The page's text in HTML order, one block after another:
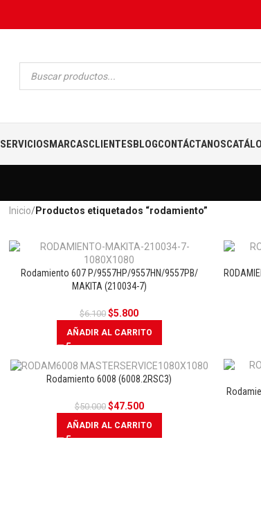
SERVICIOSMARCASCLIENTESBLOGCONTÁCTANOS
Inicio Productos etiquetados “rodamiento”
Rodamiento 607 P/9557HP/9557HN/9557PB/
MAKITA (210034-7)
$6.100 $5.800
AÑADIR AL CARRITO
Rodamiento 6008 (6008.2RSC3)
$50.000 $47.500
AÑADIR AL CARRITO